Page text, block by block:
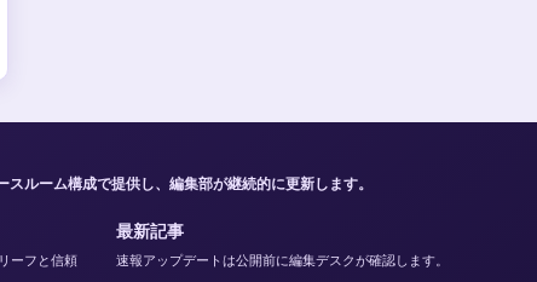
ルーム構成で提供し、編集部が継続的に更新します。
最新記事